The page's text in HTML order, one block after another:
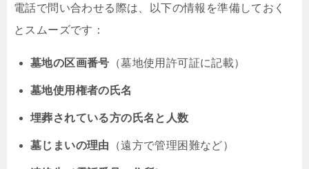
電話で問い合わせる際は、以下の情報を準備しておく
とスムーズです：
墓地の区画番号 （墓地使用許可証に記載）
墓地使用権者の氏名
埋葬されている方の氏名と人数
墓じまいの理由 （遠方で管理困難など）